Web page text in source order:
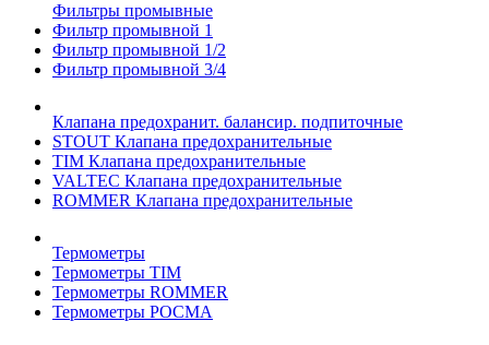
Фильтры промывные
Фильтр промывной 1
Фильтр промывной 1/2
Фильтр промывной 3/4
Клапана предохранит. балансир. подпиточные
STOUT Клапана предохранительные
TIM Клапана предохранительные
VALTEC Клапана предохранительные
ROMMER Клапана предохранительные
Термометры
Термометры TIM
Термометры ROMMER
Термометры РОСМА